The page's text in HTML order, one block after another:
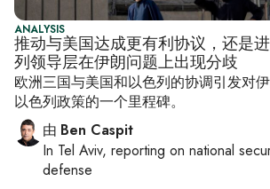
ANALYSIS
推动与美国达成更有利协议，还是
列领导层在伊朗问题上出现分歧
欧洲三国与美国和以色列的协调引发对
以色列政策的一个里程碑。
由 Ben Caspit
In Tel Aviv, reporting on national
defense